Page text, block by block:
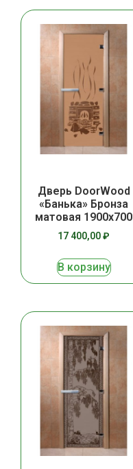
Дверь DoorWood
«Банька» Бронза
матовая 1900х700
17 400,00₽
В корзину